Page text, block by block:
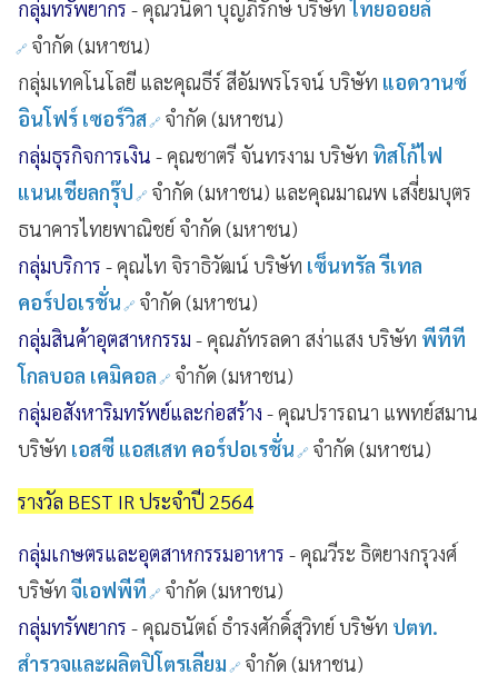
กลุ่มทรัพยากร - คุณวนิดา บุญภิรักษ์ บริษัทไทยออยล์
จำกัด (มหาชน)
กลุ่มเทคโนโลยี และคุณธีร์ สีอัมพรโรจน์ บริษัท แอดวานซ์
อินโฟร์ เซอร์วิส จำกัด (มหาชน)
กลุ่มธุรกิจการเงิน - คุณชาตรี จันทรงาม บริษัท ทิสโก้ไฟ
แนนเชียลกรุ๊ป จำกัด (มหาชน) และคุณมาณพ เสงี่ยมบุตร
ธนาคารไทยพาณิชย์ จำกัด (มหาชน)
กลุ่มบริการ - คุณไท จิราธิวัฒน์ บริษัท เซ็นทรัล รีเทล
คอร์ปอเรชั่น จำกัด (มหาชน)
กลุ่มสินค้าอุตสาหกรรม - คุณภัทรลดา สง่าแสง บริษัท พีทีที
โกลบอล เคมิคอล จำกัด (มหาชน)
กลุ่มอสังหาริมทรัพย์และก่อสร้าง - คุณปรารถนา แพทย์สมาน
บริษัท เอสซี แอสเสท คอร์ปอเรชั่น จำกัด (มหาชน)
รางวัล BEST IR ประจำปี 2564
กลุ่มเกษตรและอุตสาหกรรมอาหาร - คุณวีระ ธิตยางกรุวงศ์
บริษัท จีเอฟพีที จำกัด (มหาชน)
กลุ่มทรัพยากร - คุณธนัตถ์ ธำรงศักดิ์สุวิทย์ บริษัท ปตท.
สำรวจและผลิตปิโตรเลียม จำกัด (มหาชน)